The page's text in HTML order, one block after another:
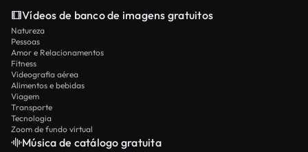
Vídeos de banco de imagens gratuitos
Natureza
Pessoas
Amor e Relacionamentos
Fitness
Videografia aérea
Alimentos e bebidas
Viagem
Transporte
Tecnologia
Zoom de fundo virtual
Música de catálogo gratuita